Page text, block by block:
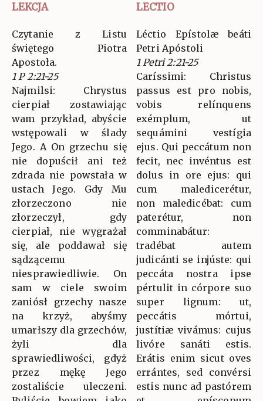
LEKCJA LECTIO
Czytanie z Listu
świętego Piotra
Apostoła.
1 P 2:21-25
Najmilsi: Chrystus
cierpiał zostawiając
wam przykład, abyście
wstępowali w ślady
Jego. A On grzechu się
nie dopuścił ani też
zdrada nie powstała w
ustach Jego. Gdy Mu
złorzeczono nie
złorzeczył, gdy
cierpiał, nie wygrażał
się, ale poddawał się
sądzącemu
niesprawiedliwie. On
sam w ciele swoim
zaniósł grzechy nasze
na krzyż, abyśmy
umarłszy dla grzechów,
żyli dla
sprawiedliwości, gdyż
przez mękę Jego
zostaliście uleczeni.
Léctio Epístolæ beáti
Petri Apóstoli
1 Petri 2:21-25
Caríssimi: Christus
passus est pro nobis,
vobis relínquens
exémplum, ut
sequámini vestígia
ejus. Qui peccátum non
fecit, nec invéntus est
dolus in ore ejus: qui
cum maledicerétur,
non maledicébat: cum
paterétur, non
comminabátur:
tradébat autem
judicánti se injúste: qui
peccáta nostra ipse
pértulit in córpore suo
super lignum: ut,
peccátis mórtui,
justítiæ vivámus: cujus
livóre sanáti estis.
Erátis enim sicut oves
errántes, sed convérsi
estis nunc ad pastórem